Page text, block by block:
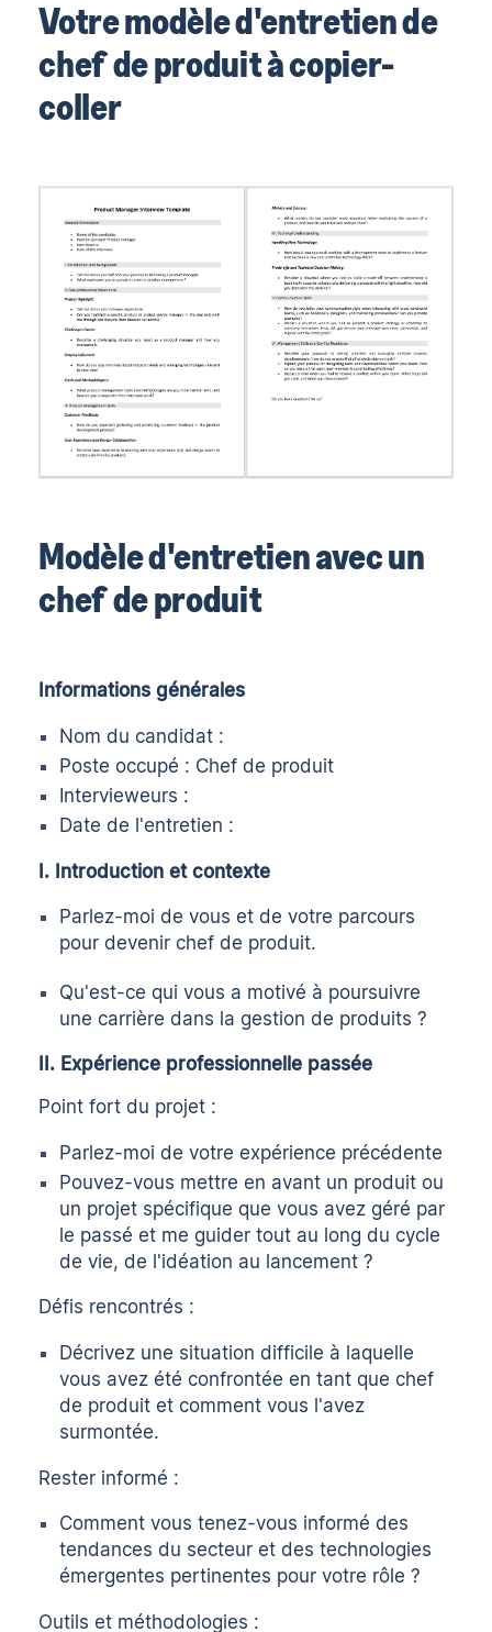
Votre modèle d'entretien de
chef de produit à copier-
coller
Modèle d'entretien avec un
chef de produit
Informations générales
Nom du candidat :
Poste occupé : Chef de produit
Intervieweurs :
Date de l'entretien :
I. Introduction et contexte
Parlez-moi de vous et de votre parcours
pour devenir chef de produit.
Qu'est-ce qui vous a motivé à poursuivre
une carrière dans la gestion de produits ?
II. Expérience professionnelle passée
Point fort du projet :
Parlez-moi de votre expérience précédente
Pouvez-vous mettre en avant un produit ou
un projet spécifique que vous avez géré par
le passé et me guider tout au long du cycle
de vie, de l'idéation au lancement ?
Défis rencontrés :
Décrivez une situation difficile à laquelle
vous avez été confrontée en tant que chef
de produit et comment vous l'avez
surmontée.
Rester informé :
Comment vous tenez-vous informé des
tendances du secteur et des technologies
émergentes pertinentes pour votre rôle ?
Outils et méthodologies :